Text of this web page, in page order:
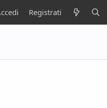
Registrati